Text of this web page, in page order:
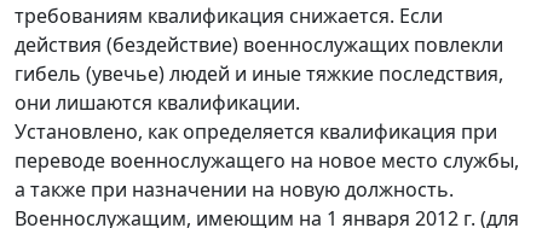
требованиям квалификация снижается. Если
действия (бездействие) военнослужащих повлекли
гибель (увечье) людей и иные тяжкие последствия,
они лишаются квалификации.
Установлено, как определяется квалификация при
переводе военнослужащего на новое место службы,
а также при назначении на новую должность.
Военнослужащим, имеющим на 1 января 2012 г. (для